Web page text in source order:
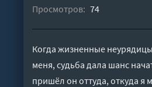
Просмотров: 74
Когда жизненные
меня, судьба дала шанс
пришёл он оттуда, откуда я